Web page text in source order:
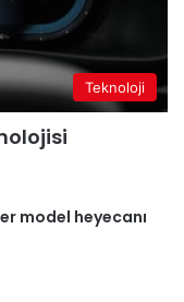
Teknoloji
model heyecanı